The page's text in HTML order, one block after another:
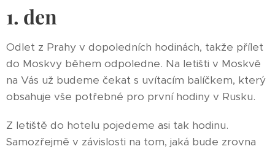
1. den
Odlet z Prahy v dopoledních hodinách, takže přílet
do Moskvy během odpoledne. Na letišti v Moskvě
na Vás už budeme čekat s uvítacím balíčkem, který
obsahuje vše potřebné pro první hodiny v Rusku.
Z letiště do hotelu pojedeme asi tak hodinu.
Samozřejmě v závislosti na tom, jaká bude zrovna